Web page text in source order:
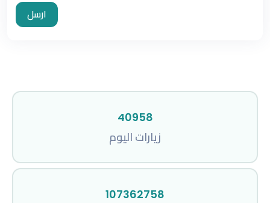
ارسل
40958
زيارات اليوم
107362758